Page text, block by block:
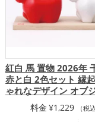
紅白 馬 置物 2026年
赤と白 2色セット 縁
ゃれなデザイン オブ
料金 ¥1,229 （税